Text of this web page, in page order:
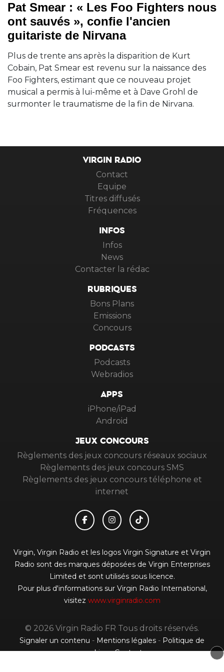
Pat Smear : « Les Foo Fighters nous
ont sauvés », confie l'ancien
guitariste de Nirvana
Plus de trente ans après la disparition de Kurt
Cobain, Pat Smear est revenu sur la naissance des
Foo Fighters, estimant que ce nouveau projet
musical a permis à lui-même et à Dave Grohl de
surmonter le traumatisme de la fin de Nirvana.
VIRGIN RADIO
Contact
Equipe
Titres diffusés
Fréquences
INFOS
Infos
News
Contacter la rédac
RUBRIQUES
Bons Plans
Emissions
Concours
PODCASTS
Podcasts
Webradios
APPS
iPhone/iPad
Android
JEUX CONCOURS
Règlements des jeux concours réseaux sociaux
Règlements des jeux concours SMS
Règlements des jeux concours téléphone et
internet
Virgin, Virgin Radio et les logos Virgin Signature et Virgin
Radio sont des marques déposées de Virgin Enterprises
Limited et sont utilisés sous licence.
Pour plus d'informations sur Virgin Radio International,
visitez www.virginradio.com
© 2026 Virgin Radio FR Tous droits réservés.
Signaler un contenu - Mentions légales - Politique de
cookies-Contact